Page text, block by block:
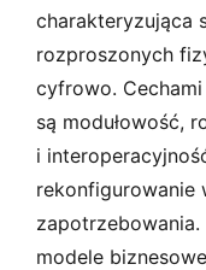
charakteryzująca
rozproszonych
cyfrowo.
są modułowość,
i
rekonfigurowanie
modele